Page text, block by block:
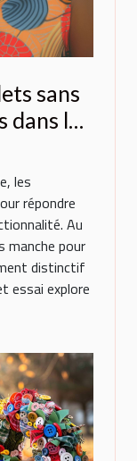
sans
dans la
les
répondre
Au
pour
distinctif
essai explore